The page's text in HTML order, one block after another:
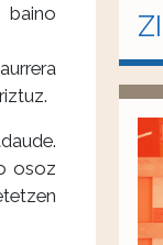
baino
osoz